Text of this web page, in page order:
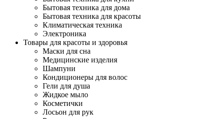
Бытовая техника для дома
Бытовая техника для красоты
Климатическая техника
Электроника
Товары для красоты и здоровья
Маски для сна
Медицинские изделия
Шампуни
Кондиционеры для волос
Гели для душа
Жидкое мыло
Косметички
Лосьон для рук